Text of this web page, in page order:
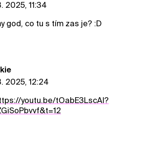
2025, 11:34
god, co tu s tím zas je? :D
2025, 12:24
youtu.be/tOabE3LscAI?